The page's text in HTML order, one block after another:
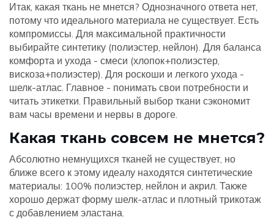
Итак, какая ткань не мнется? Однозначного ответа нет,
потому что идеального материала не существует. Есть
компромиссы. Для максимальной практичности
выбирайте синтетику (полиэстер, нейлон). Для баланса
комфорта и ухода - смеси (хлопок+полиэстер,
вискоза+полиэстер). Для роскоши и легкого ухода -
шелк-атлас. Главное - понимать свои потребности и
читать этикетки. Правильный выбор ткани сэкономит
вам часы времени и нервы в дороге.
Какая ткань совсем не мнется?
Абсолютно немнущихся тканей не существует, но
ближе всего к этому идеалу находятся синтетические
материалы: 100% полиэстер, нейлон и акрил. Также
хорошо держат форму шелк-атлас и плотный трикотаж
с добавлением эластана.